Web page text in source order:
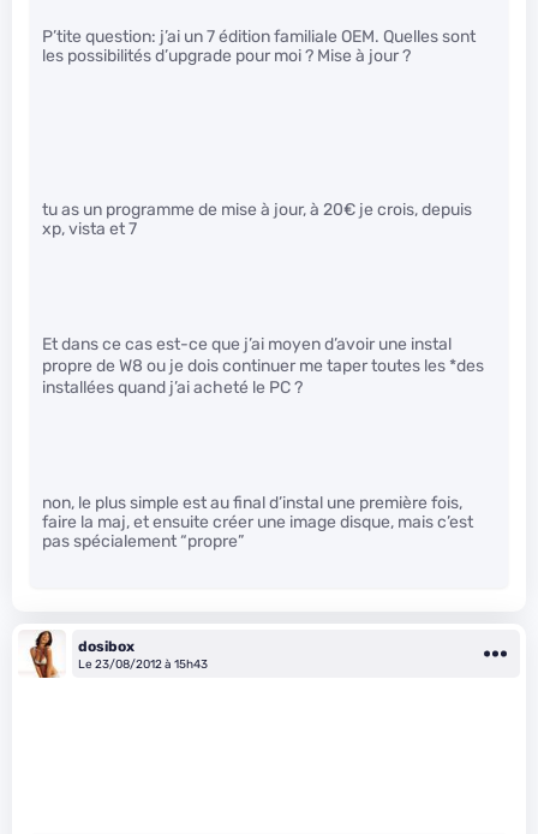
P’tite question: j’ai un 7 édition familiale OEM. Quelles sont
les possibilités d’upgrade pour moi ? Mise à jour ?
tu as un programme de mise à jour, à 20€ je crois, depuis
xp, vista et 7
Et dans ce cas est-ce que j’ai moyen d’avoir une instal
propre de W8 ou je dois continuer me taper toutes les *des
installées quand j’ai acheté le PC ?
non, le plus simple est au final d’instal une première fois,
faire la maj, et ensuite créer une image disque, mais c’est
pas spécialement “propre”
dosibox
Le 23/08/2012 à 15h43